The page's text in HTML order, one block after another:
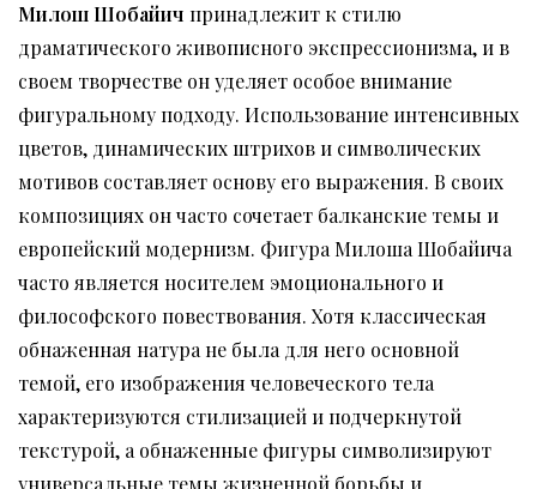
Милош Шобайич принадлежит к стилю
драматического живописного экспрессионизма, и в
своем творчестве он уделяет особое внимание
фигуральному подходу. Использование интенсивных
цветов, динамических штрихов и символических
мотивов составляет основу его выражения. В своих
композициях он часто сочетает балканские темы и
европейский модернизм. Фигура Милоша Шобайича
часто является носителем эмоционального и
философского повествования. Хотя классическая
обнаженная натура не была для него основной
темой, его изображения человеческого тела
характеризуются стилизацией и подчеркнутой
текстурой, а обнаженные фигуры символизируют
универсальные темы жизненной борьбы и